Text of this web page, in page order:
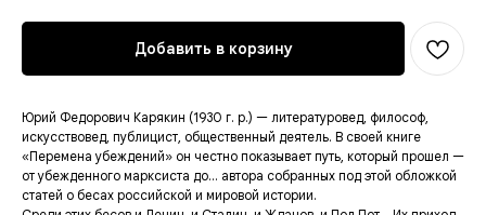
Добавить в корзину
Юрий Федорович Карякин (1930 г. р.) — литературовед, философ,
искусствовед, публицист, общественный деятель. В своей книге
«Перемена убеждений» он честно показывает путь, который прошел —
от убежденного марксиста до... автора собранных под этой обложкой
статей о бесах российской и мировой истории.